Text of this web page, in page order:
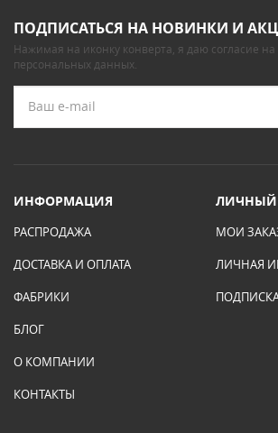
ПОДПИСАТЬСЯ НА НОВИНКИ И
Нажимая на иконку конверта, я даю согласие
персональных данных.
ИНФОРМАЦИЯ
РАСПРОДАЖА
ДОСТАВКА И ОПЛАТА
ФАБРИКИ
БЛОГ
О КОМПАНИИ
КОНТАКТЫ
ЛИЧНЫЙ
МОИ
ЛИЧНАЯ